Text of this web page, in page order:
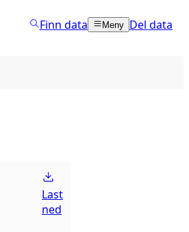
Finn data Meny Del data
Last
ned